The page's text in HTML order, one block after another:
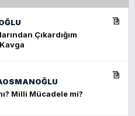
Çıkardığım
Milli Mücadele mi?